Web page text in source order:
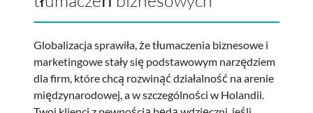
Globalizacja sprawiła, że tłumaczenia biznesowe i
marketingowe stały się podstawowym narzędziem
dla firm, które chcą rozwinąć działalność na arenie
międzynarodowej, a w szczególności w Holandii.